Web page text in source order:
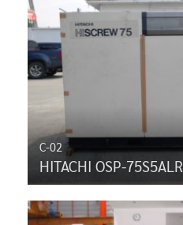
C-02
HITACHI OSP-75S5ALR